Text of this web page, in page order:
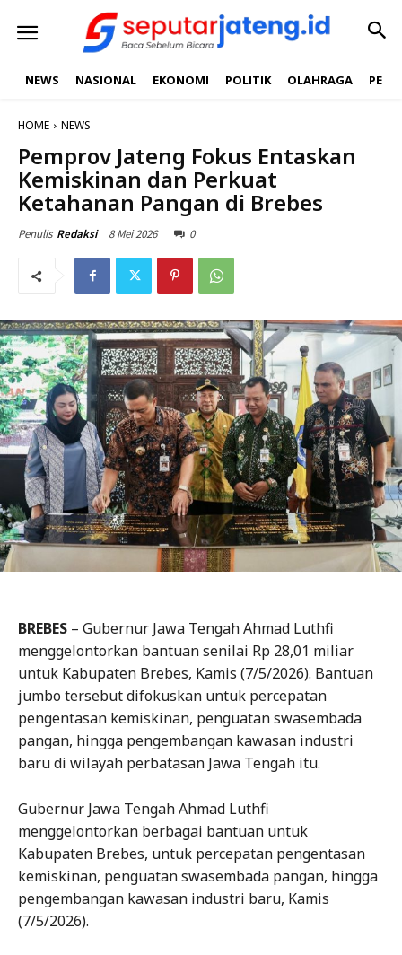
NEWS NASIONAL EKONOMI POLITIK OLAHRAGA
HOME NEWS
Pemprov Jateng Fokus Entaskan
Kemiskinan dan Perkuat
Ketahanan Pangan di Brebes
Penulis Redaksi 8 Mei 2026 0
BREBES – Gubernur Jawa Tengah Ahmad Luthfi
menggelontorkan bantuan senilai Rp 28,01 miliar
untuk Kabupaten Brebes, Kamis (7/5/2026). Bantuan
jumbo tersebut difokuskan untuk percepatan
pengentasan kemiskinan, penguatan swasembada
pangan, hingga pengembangan kawasan industri
baru di wilayah perbatasan Jawa Tengah itu.
Gubernur Jawa Tengah Ahmad Luthfi
menggelontorkan berbagai bantuan untuk
Kabupaten Brebes, untuk percepatan pengentasan
kemiskinan, penguatan swasembada pangan, hingga
pengembangan kawasan industri baru, Kamis
(7/5/2026).